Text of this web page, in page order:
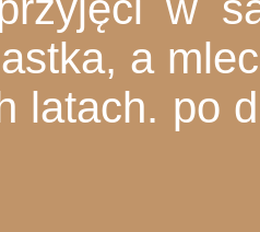
a
latach. po